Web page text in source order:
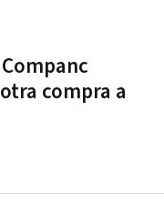
compra a